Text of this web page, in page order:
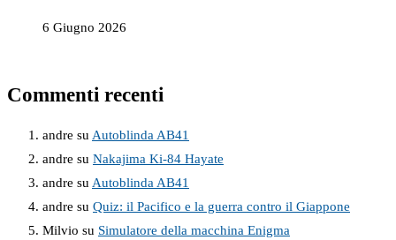
6 Giugno 2026
Commenti recenti
andre su Autoblinda AB41
andre su Nakajima Ki-84 Hayate
andre su Autoblinda AB41
andre su Quiz: il Pacifico e la guerra contro il Giappone
Milvio su Simulatore della macchina Enigma